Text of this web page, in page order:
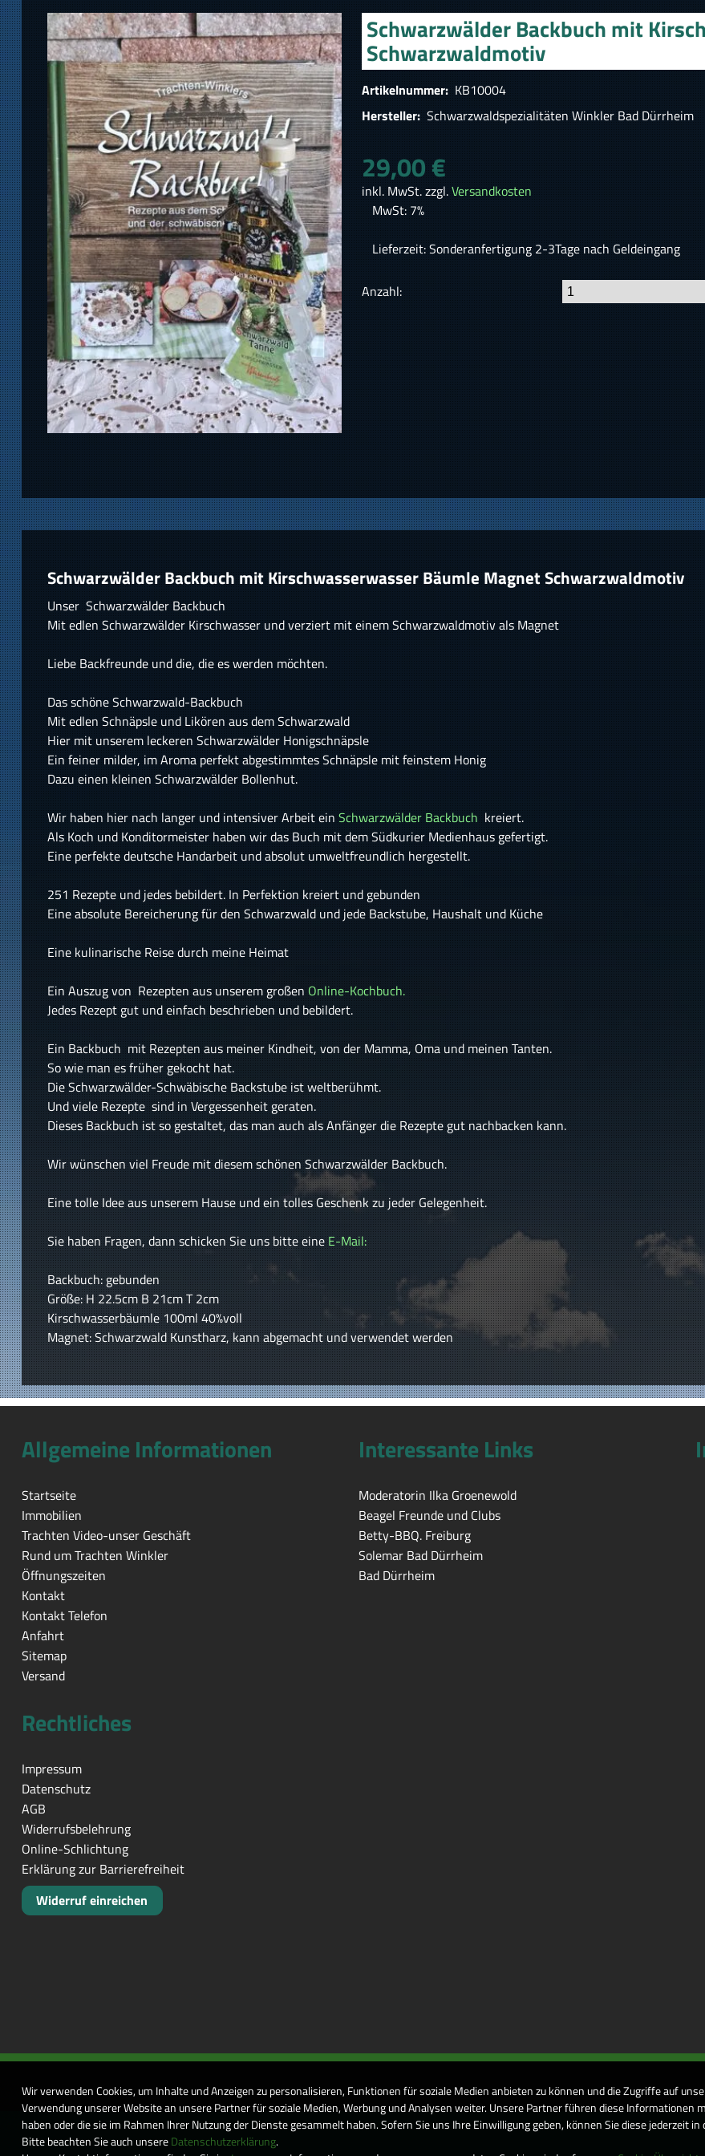
Schwarzwälder Backbuch mit
Schwarzwaldmotiv
Artikelnummer: KB10004
Hersteller: Schwarzwaldspezialitäten Winkler Bad Dürrheim
29,00 €
inkl. MwSt. zzgl.Versandkosten
MwSt: 7%
Lieferzeit: Sonderanfertigung 2-3Tage nach Geldeingang
Anzahl:
Schwarzwälder Backbuch mit Kirschwasserwasser Bäumle Magnet Schwarzwaldmotiv
Unser Schwarzwälder Backbuch
Mit edlen Schwarzwälder Kirschwasser und verziert mit einem Schwarzwaldmotiv als Magnet
Liebe Backfreunde und die, die es werden möchten.
Das schöne Schwarzwald-Backbuch
Mit edlen Schnäpsle und Likören aus dem Schwarzwald
Hier mit unserem leckeren Schwarzwälder Honigschnäpsle
Ein feiner milder, im Aroma perfekt abgestimmtes Schnäpsle mit feinstem Honig
Dazu einen kleinen Schwarzwälder Bollenhut.
Wir haben hier nach langer und intensiver Arbeit ein Schwarzwälder Backbuch kreiert.
Als Koch und Konditormeister haben wir das Buch mit dem Südkurier Medienhaus gefertigt.
Eine perfekte deutsche Handarbeit und absolut umweltfreundlich hergestellt.
251 Rezepte und jedes bebildert. In Perfektion kreiert und gebunden
Eine absolute Bereicherung für den Schwarzwald und jede Backstube, Haushalt und Küche
Eine kulinarische Reise durch meine Heimat
Ein Auszug von Rezepten aus unserem großen Online-Kochbuch.
Jedes Rezept gut und einfach beschrieben und bebildert.
Ein Backbuch mit Rezepten aus meiner Kindheit, von der Mamma, Oma und meinen Tanten.
So wie man es früher gekocht hat.
Die Schwarzwälder-Schwäbische Backstube ist weltberühmt.
Und viele Rezepte sind in Vergessenheit geraten.
Dieses Backbuch ist so gestaltet, das man auch als Anfänger die Rezepte gut nachbacken kann.
Wir wünschen viel Freude mit diesem schönen Schwarzwälder Backbuch.
Eine tolle Idee aus unserem Hause und ein tolles Geschenk zu jeder Gelegenheit.
Sie haben Fragen, dann schicken Sie uns bitte eineE-Mail:
Backbuch: gebunden
Größe: H 22.5cm B 21cm T 2cm
Kirschwasserbäumle 100ml 40%voll
Magnet: Schwarzwald Kunstharz, kann abgemacht und verwendet werden
Allgemeine Informationen
Startseite
Immobilien
Trachten Video-unser Geschäft
Rund um Trachten Winkler
Öffnungszeiten
Kontakt
Kontakt Telefon
Anfahrt
Sitemap
Versand
Interessante Links
Moderatorin Ilka Groenewold
Beagel Freunde und Clubs
Betty-BBQ. Freiburg
Solemar Bad Dürrheim
Bad Dürrheim
Rechtliches
Impressum
Datenschutz
AGB
Widerrufsbelehrung
Online-Schlichtung
Erklärung zur Barrierefreiheit
Widerruf einreichen
Wir verwenden Cookies, um Inhalte und Anzeigen zu personalisieren, Funktionen für soziale Medien anbieten zu können und die Zugriffe auf
Verwendung unserer Website an unsere Partner für soziale Medien, Werbung und Analysen weiter. Unsere Partner führen diese
haben oder die sie im Rahmen Ihrer Nutzung der Dienste gesammelt haben. Sofern Sie uns Ihre Einwilligung geben, können Sie diese jederzeit
Bitte beachten Sie auch unsereDatenschutzerklärung.